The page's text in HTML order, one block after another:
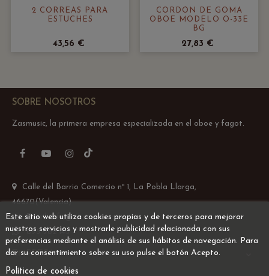
2 CORREAS PARA
ESTUCHES
43,56 €
CORDÓN DE GOMA
OBOE MODELO O-33E
BG
27,83 €
SOBRE NOSOTROS
Zasmusic, la primera empresa especializada en el oboe y fagot.
FacebookYouTubeInstagram
Calle del Barrio Comercio nº 1, La Pobla Llarga,
46670(Valencia)
Email: info@zasmusic.com
695 962 145
EMPRESA
Este sitio web utiliza cookies propias y de terceros para mejorar
nuestros servicios y mostrarle publicidad relacionada con sus
preferencias mediante el análisis de sus hábitos de navegación. Para
dar su consentimiento sobre su uso pulse el botón Acepto.
Política de cookies